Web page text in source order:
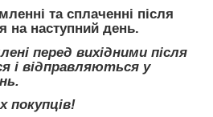
та сплаченні після
на наступний день.
перед вихідними після
і відправляються у
покупців!